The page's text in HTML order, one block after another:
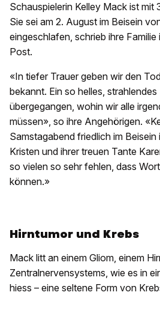
Schauspielerin Kelley Mack ist mit
Sie sei am 2. August im Beisein
eingeschlafen, schrieb ihre
Post.
«In tiefer Trauer geben wir den
bekannt. Ein so helles,
übergegangen, wohin wir alle
müssen», so ihre Angehörigen.
Samstagabend friedlich im
Kristen und ihrer treuen Tante
so vielen so sehr fehlen, dass
können.»
Hirntumor und Krebs
Mack litt an einem Gliom, einem
Zentralnervensystems, wie es in
hiess – eine seltene Form von